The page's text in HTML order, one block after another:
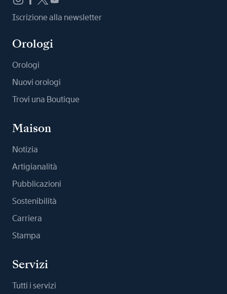
Iscrizione alla newsletter
Orologi
Orologi
Nuovi orologi
Trovi una Boutique
Maison
Notizia
Artigianalità
Pubblicazioni
Sostenibilità
Carriera
Stampa
Servizi
Tutti i servizi